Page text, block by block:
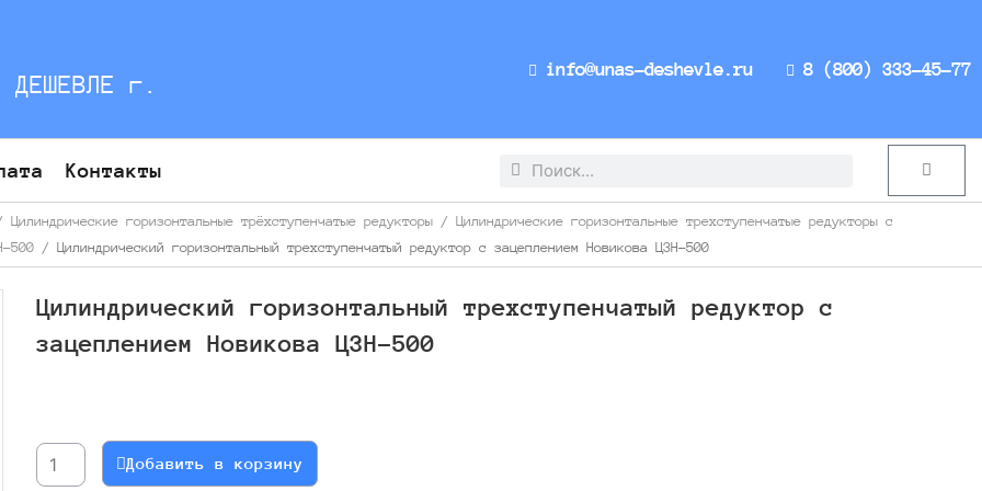
ДЕШЕВЛЕ г.
info@unas-deshevle.ru 8 (800) 333-45-77
Контакты Search
Search Cart
Цилиндрические горизонтальные трёхступенчатые редукторы / Цилиндрические горизонтальные трехступенчатые редукторы с
500 / Цилиндрический горизонтальный трехступенчатый редуктор с зацеплением Новикова Ц3Н-500
Цилиндрический горизонтальный трехступенчатый редуктор с
зацеплением Новикова Ц3Н-500
ЦилиндрическийДобавить в корзину